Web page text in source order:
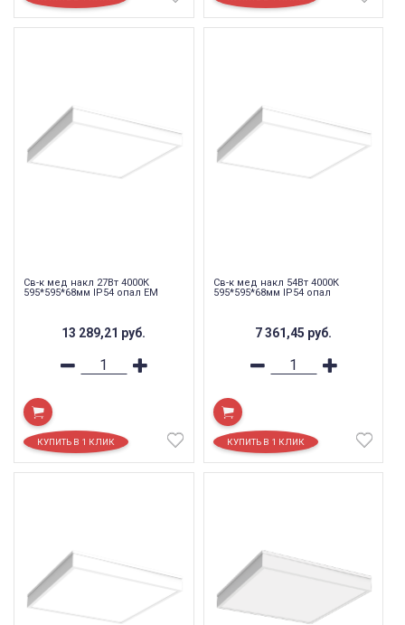
Св-к мед накл 27Вт 4000К
595*595*68мм IP54 опал EM
13 289,21 руб.
Св-к мед накл 54Вт 4000К
595*595*68мм IP54 опал
7 361,45 руб.